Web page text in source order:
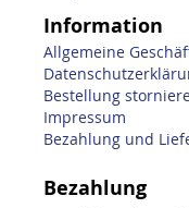
Information
Allgemeine
Bestellung
Impressum
Bezahlung und
Bezahlung